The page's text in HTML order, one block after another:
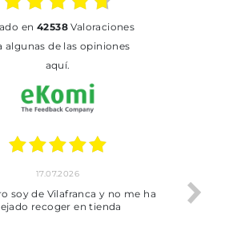
en 42538Valoraciones
aquí.
17.07.2026
soy de Vilafranca y no me ha
recoger en tienda